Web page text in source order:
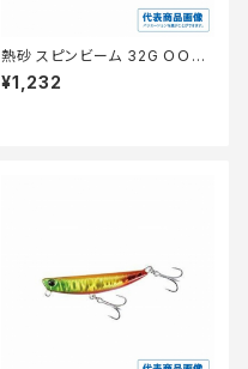
熱砂 スピンビーム 32G ＯＯ−2
32Ｍ 025【特価ルアー】【20】
¥1,232